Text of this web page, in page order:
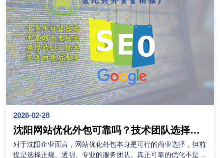
2026-02-28
沈阳网站优化外包可靠吗？技术团队选择与
效果评估方法详解
对于沈阳企业而言，网站优化外包本身是可行的商业选择，但前
提是选择正规、透明、专业的服务团队。真正可靠的优化不是承